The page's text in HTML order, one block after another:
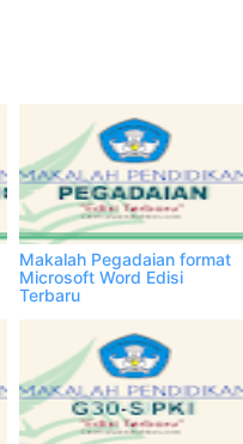
Makalah Pegadaian format
Microsoft Word Edisi
Terbaru